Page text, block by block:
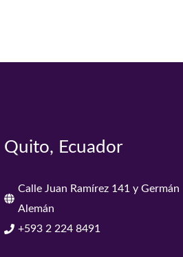
Quito, Ecuador
Calle Juan Ramírez 141 y Germán
Alemán
+593 2 224 8491